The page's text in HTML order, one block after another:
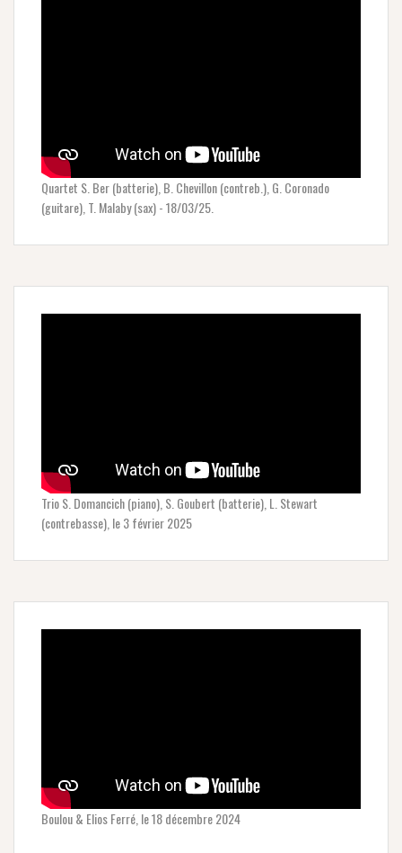
Quartet S. Ber (batterie), B. Chevillon (contreb.), G. Coronado
(guitare), T. Malaby (sax) - 18/03/25.
Trio S. Domancich (piano), S. Goubert (batterie), L. Stewart
(contrebasse), le 3 février 2025
Boulou & Elios Ferré, le 18 décembre 2024